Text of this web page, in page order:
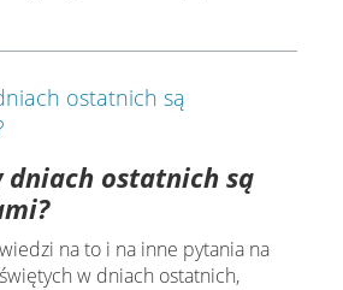
dniach ostatnich są
na to i na inne pytania na
w dniach ostatnich,